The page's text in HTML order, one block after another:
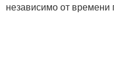
независимо от времени